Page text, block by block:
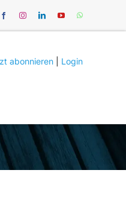
abonnieren Login